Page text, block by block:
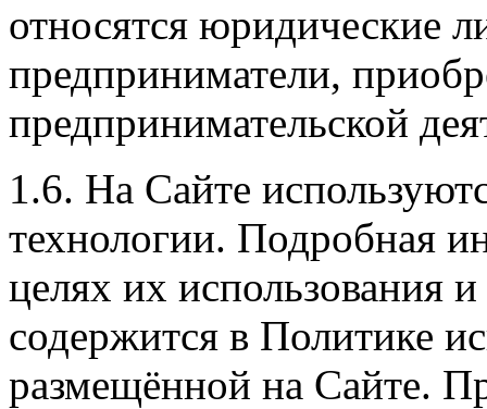
относятся юридические
предприниматели,
предпринимательской
1.6. На Сайте
технологии. Подробная
целях их использования
содержится в Политике
размещённой на Сайте.